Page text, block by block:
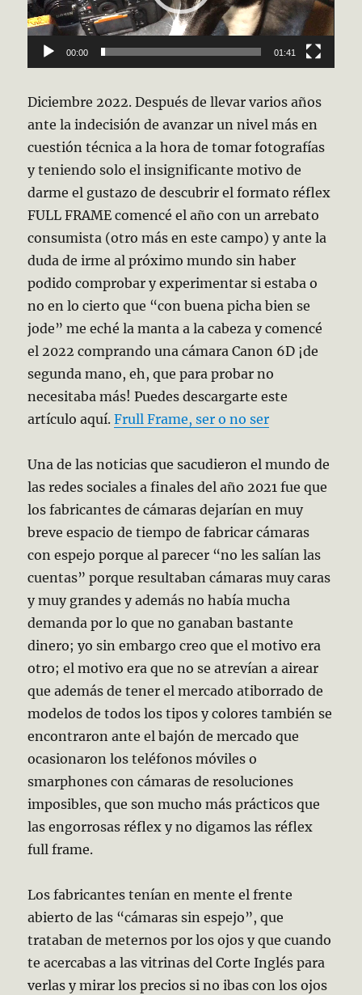
00:00 01:41
Diciembre 2022. Después de llevar varios años
ante la indecisión de avanzar un nivel más en
cuestión técnica a la hora de tomar fotografías
y teniendo solo el insignificante motivo de
darme el gustazo de descubrir el formato réflex
FULL FRAME comencé el año con un arrebato
consumista (otro más en este campo) y ante la
duda de irme al próximo mundo sin haber
podido comprobar y experimentar si estaba o
no en lo cierto que “con buena picha bien se
jode” me eché la manta a la cabeza y comencé
el 2022 comprando una cámara Canon 6D ¡de
segunda mano, eh, que para probar no
necesitaba más! Puedes descargarte este
artículo aquí.Frull Frame, ser o no ser
Una de las noticias que sacudieron el mundo de
las redes sociales a finales del año 2021 fue que
los fabricantes de cámaras dejarían en muy
breve espacio de tiempo de fabricar cámaras
con espejo porque al parecer “no les salían las
cuentas” porque resultaban cámaras muy caras
y muy grandes y además no había mucha
demanda por lo que no ganaban bastante
dinero; yo sin embargo creo que el motivo era
otro; el motivo era que no se atrevían a airear
que además de tener el mercado atiborrado de
modelos de todos los tipos y colores también se
encontraron ante el bajón de mercado que
ocasionaron los teléfonos móviles o
smarphones con cámaras de resoluciones
imposibles, que son mucho más prácticos que
las engorrosas réflex y no digamos las réflex
full frame.
Los fabricantes tenían en mente el frente
abierto de las “cámaras sin espejo”, que
trataban de meternos por los ojos y que cuando
te acercabas a las vitrinas del Corte Inglés para
verlas y mirar los precios si no ibas con los ojos